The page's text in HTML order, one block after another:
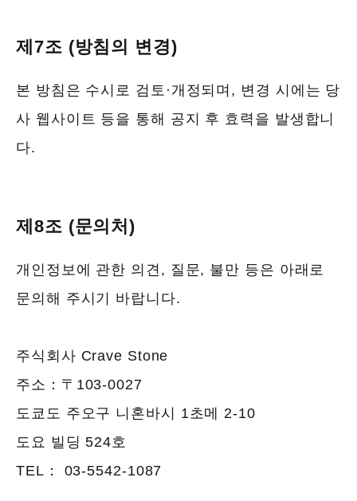
제7조 (방침의 변경)
본 방침은 수시로 검토·개정되며, 변경 시에는 당
사 웹사이트 등을 통해 공지 후 효력을 발생합니
다.
제8조 (문의처)
개인정보에 관한 의견, 질문, 불만 등은 아래로
문의해 주시기 바랍니다.
주식회사 Crave Stone
주소：〒103-0027
도쿄도 주오구 니혼바시 1초메 2-10
도요 빌딩 524호
TEL： 03-5542-1087